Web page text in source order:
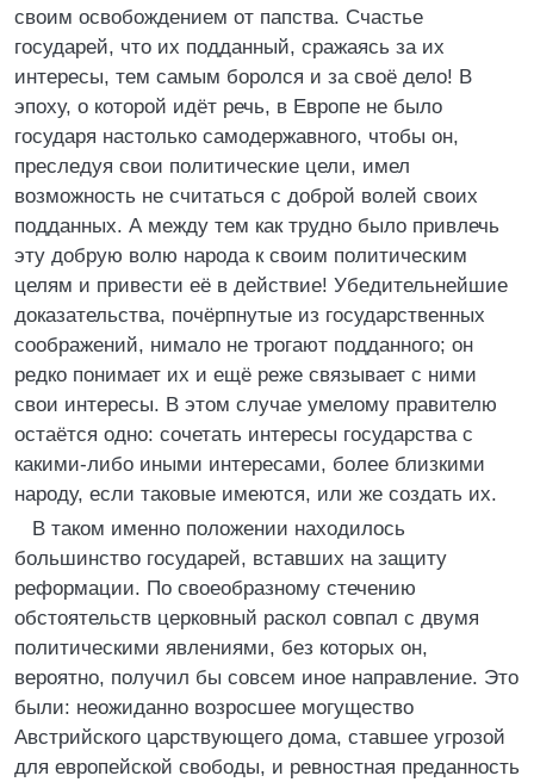
своим освобождением от папства. Счастье
государей, что их подданный, сражаясь за их
интересы, тем самым боролся и за своё дело! В
эпоху, о которой идёт речь, в Европе не было
государя настолько самодержавного, чтобы он,
преследуя свои политические цели, имел
возможность не считаться с доброй волей своих
подданных. А между тем как трудно было привлечь
эту добрую волю народа к своим политическим
целям и привести её в действие! Убедительнейшие
доказательства, почёрпнутые из государственных
соображений, нимало не трогают подданного; он
редко понимает их и ещё реже связывает с ними
свои интересы. В этом случае умелому правителю
остаётся одно: сочетать интересы государства с
какими-либо иными интересами, более близкими
народу, если таковые имеются, или же создать их.
В таком именно положении находилось
большинство государей, вставших на защиту
реформации. По своеобразному стечению
обстоятельств церковный раскол совпал с двумя
политическими явлениями, без которых он,
вероятно, получил бы совсем иное направление. Это
были: неожиданно возросшее могущество
Австрийского царствующего дома, ставшее угрозой
для европейской свободы, и ревностная преданность